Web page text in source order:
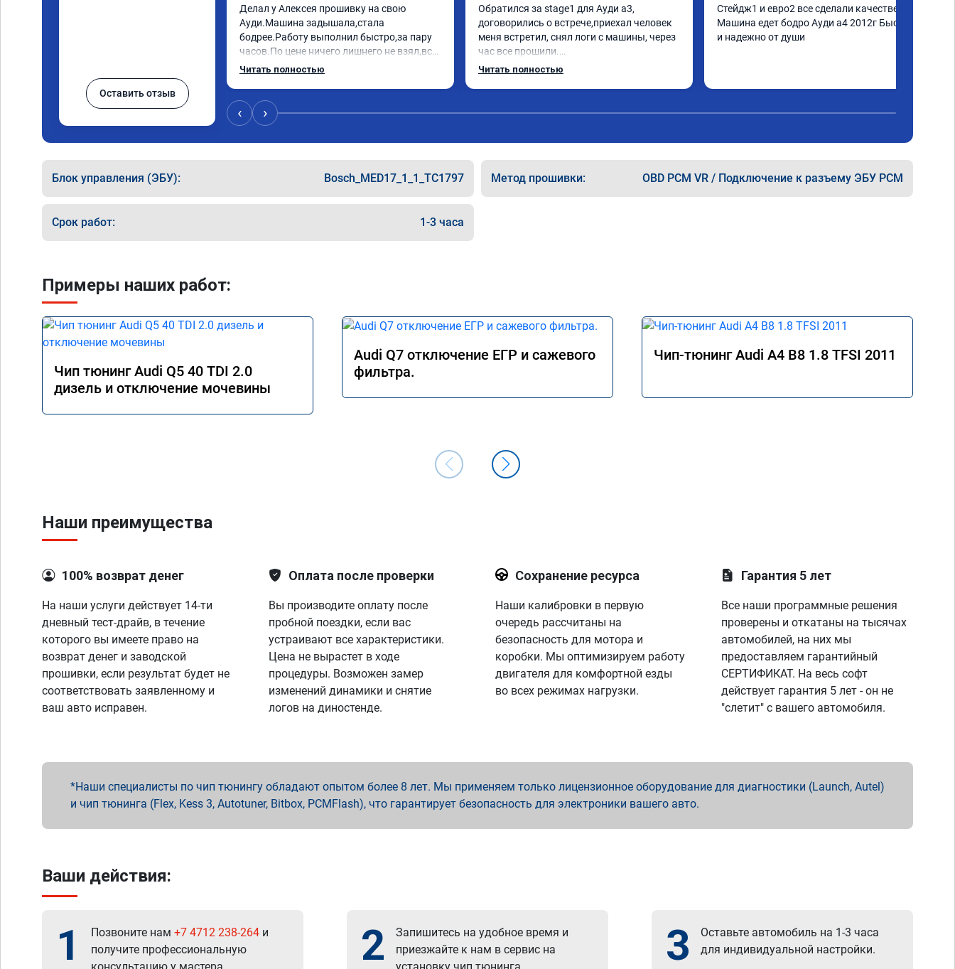
Оставить отзыв
Делал у Алексея прошивку на свою
Ауди.Машина задышала,стала
бодрее.Работу выполнил быстро,за пару
часов.По цене ничего лишнего не взял,всё
как договаривались заранее.После
знаю,куда ехать в случае поломки
авто.Однозначно рекомендую Алексея
Читать полностью
Обратился за stage1 для Ауди а3,
договорились о встрече,приехал человек
меня встретил, снял логи с машины, через
час все прошили.
Арман спасибо тебе огромное, машинка по
Читать полностью
Стейдж1 и евро2 все сделали качественно.
Машина едет бодро Ауди а4 2012г Быстро
и надежно от души
‹ ›
Блок управления (ЭБУ): Bosch_MED17_1_1_TC1797 Метод прошивки: OBD PCM VR / Подключение к разъему ЭБУ PCM
Срок работ: 1-3 часа
Примеры наших работ:
Чип тюнинг Audi Q5 40 TDI 2.0
дизель и отключение мочевины
Audi Q7 отключение ЕГР и сажевого
фильтра.
Чип-тюнинг Audi A4 B8 1.8 TFSI 2011
Наши преимущества
100% возврат денег
На наши услуги действует 14-ти
дневный тест-драйв, в течение
которого вы имеете право на
возврат денег и заводской
прошивки, если результат будет не
соответствовать заявленному и
ваш авто исправен.
Оплата после проверки
Вы производите оплату после
пробной поездки, если вас
устраивают все характеристики.
Цена не вырастет в ходе
процедуры. Возможен замер
изменений динамики и снятие
логов на диностенде.
Сохранение ресурса
Наши калибровки в первую
очередь рассчитаны на
безопасность для мотора и
коробки. Мы оптимизируем работу
двигателя для комфортной езды
во всех режимах нагрузки.
Гарантия 5 лет
Все наши программные решения
проверены и откатаны на тысячах
автомобилей, на них мы
предоставляем гарантийный
СЕРТИФИКАТ. На весь софт
действует гарантия 5 лет - он не
"слетит" с вашего автомобиля.
Наши специалисты по чип тюнингу обладают опытом более 8 лет. Мы применяем только лицензионное оборудование для диагностики (Launch, Autel)
и чип тюнинга (Flex, Kess 3, Autotuner, Bitbox, PCMFlash), что гарантирует безопасность для электроники вашего авто.
Ваши действия:
1 Позвоните нам +7 4712 238-264 и
получите профессиональную
2
Запишитесь на удобное время и
приезжайте к нам в сервис на
3
Оставьте автомобиль на 1-3 часа
для индивидуальной настройки.